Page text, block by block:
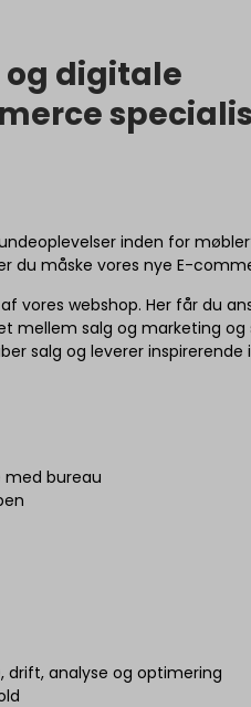
og digitale
inden for
du måske vores nye E-
vores webshop. Her får du
mellem salg og marketing og
salg og leverer inspirerende
med bureau
drift, analyse og optimering